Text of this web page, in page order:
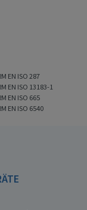
EN ISO 287
EN ISO 13183-1
EN ISO 665
EN ISO 6540